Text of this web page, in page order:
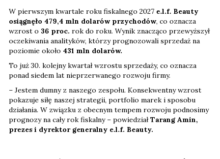
W pierwszym kwartale roku fiskalnego 2027 e.l.f. Beauty
osiągnęło 479,4 mln dolarów przychodów, co oznacza
wzrost o 36 proc. rok do roku. Wynik znacząco przewyższył
oczekiwania analityków, którzy prognozowali sprzedaż na
poziomie około 431 mln dolarów.
To już 30. kolejny kwartał wzrostu sprzedaży, co oznacza
ponad siedem lat nieprzerwanego rozwoju firmy.
– Jestem dumny z naszego zespołu. Konsekwentny wzrost
pokazuje siłę naszej strategii, portfolio marek i sposobu
działania. W związku z obecnym tempem rozwoju podnosimy
prognozy na cały rok fiskalny – powiedziałTarang Amin,
prezes i dyrektor generalny e.l.f. Beauty.